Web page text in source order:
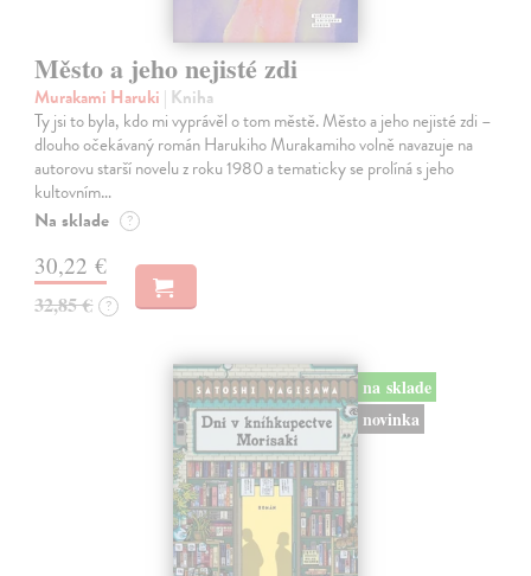
Město a jeho nejisté zdi
Murakami Haruki | Kniha
Ty jsi to byla, kdo mi vyprávěl o tom městě. Město a jeho nejisté zdi –
dlouho očekávaný román Harukiho Murakamiho volně navazuje na
autorovu starší novelu z roku 1980 a tematicky se prolíná s jeho
kultovním…
Na sklade ?
30,22 €
32,85 € ?
na sklade
novinka